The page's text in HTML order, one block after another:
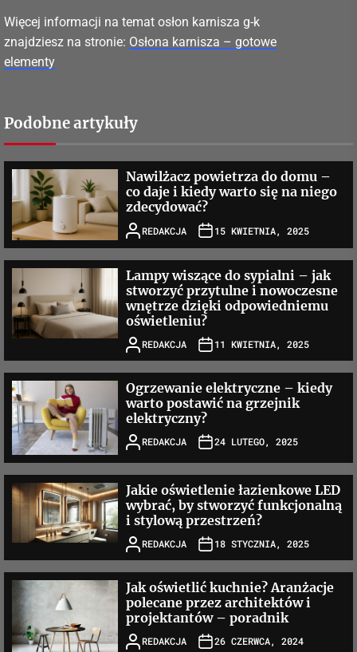
Więcej informacji na temat osłon karnisza g-k
znajdziesz na stronie: Osłona karnisza – gotowe
elementy
Podobne artykuły
Nawilżacz powietrza do domu –
co daje i kiedy warto się na niego
zdecydować?
REDAKCJA 15 KWIETNIA, 2025
Lampy wiszące do sypialni – jak
stworzyć przytulne i nowoczesne
wnętrze dzięki odpowiedniemu
oświetleniu?
REDAKCJA 11 KWIETNIA, 2025
Ogrzewanie elektryczne – kiedy
warto postawić na grzejnik
elektryczny?
REDAKCJA 24 LUTEGO, 2025
Jakie oświetlenie łazienkowe LED
wybrać, by stworzyć funkcjonalną
i stylową przestrzeń?
REDAKCJA 18 STYCZNIA, 2025
Jak oświetlić kuchnie? Aranżacje
polecane przez architektów i
projektantów – poradnik
REDAKCJA 26 CZERWCA, 2024